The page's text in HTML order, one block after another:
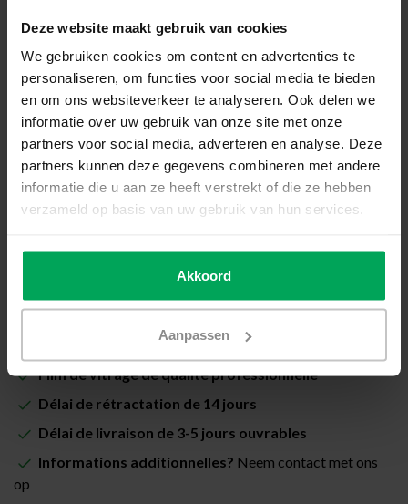
Deze website maakt gebruik van cookies
We gebruiken cookies om content en advertenties te
personaliseren, om functies voor social media te bieden
en om ons websiteverkeer te analyseren. Ook delen we
informatie over uw gebruik van onze site met onze
partners voor social media, adverteren en analyse. Deze
partners kunnen deze gegevens combineren met andere
informatie die u aan ze heeft verstrekt of die ze hebben
verzameld op basis van uw gebruik van hun services.
Akkoord
Aanpassen
Comment mesurer ma vitre ?
Prix total (Total avec les taxes):
€64,00
Inclus avec la garantie de pose Scalasol® PoseSûre
Disponible
Ajouter au panier
Film de vitrage de qualité professionnelle
Délai de rétractation de 14 jours
Délai de livraison de 3-5 jours ouvrables
Informations additionnelles? Neem contact met ons
op